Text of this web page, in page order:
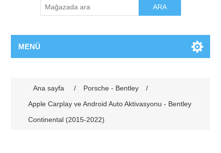
ARA
MENÜ
Ana sayfa / Porsche - Bentley
/
Apple Carplay ve Android Auto Aktivasyonu - Bentley
Continental (2015-2022)